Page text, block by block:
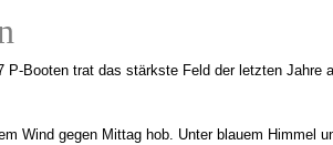
Booten trat das stärkste Feld der letzten Jahre
Wind gegen Mittag hob. Unter blauem Himmel